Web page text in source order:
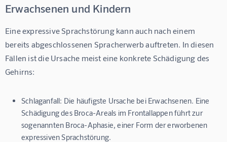
Erwachsenen und Kindern
Eine expressive Sprachstörung kann auch nach einem
bereits abgeschlossenen Spracherwerb auftreten. In diesen
Fällen ist die Ursache meist eine konkrete Schädigung des
Gehirns:
Schlaganfall: Die häufigste Ursache bei Erwachsenen. Eine
Schädigung des Broca-Areals im Frontallappen führt zur
sogenannten Broca-Aphasie, einer Form der erworbenen
expressiven Sprachstörung.